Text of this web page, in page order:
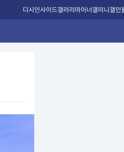
디시인사이드갤러리마이너갤미니갤인